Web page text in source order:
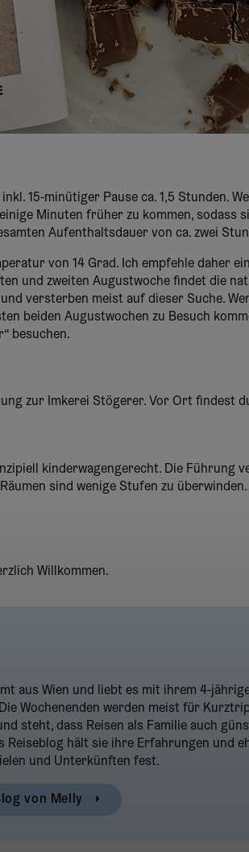
15-minütiger Pause ca. 1,5 Stunden.
Minuten früher zu kommen, sodass
Aufenthaltsdauer von ca. zwei
von 14 Grad. Ich empfehle daher
und zweiten Augustwoche findet die
versterben meist auf dieser Suche.
beiden Augustwochen zu Besuch
besuchen.
zur Imkerei Stögerer. Vor Ort findest
kinderwagengerecht. Die Führung
sind wenige Stufen zu
Willkommen.
aus Wien und liebt es mit ihrem 4-
Wochenenden werden meist für
steht, dass Reisen als Familie auch
Reiseblog hält sie ihre Erfahrungen und
und Unterkünften fest.
von Melly